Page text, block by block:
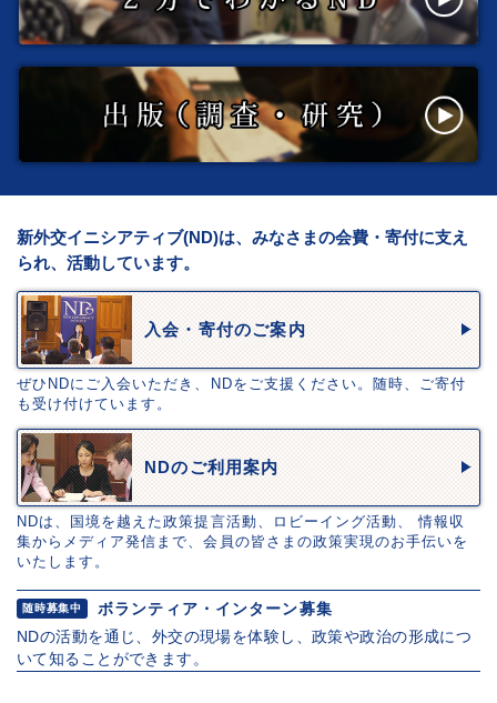
新外交イニシアティブ(ND)は、みなさまの会費・寄付に支え
られ、活動しています。
入会・寄付のご案内
ぜひNDにご入会いただき、NDをご支援ください。随時、ご寄付
も受け付けています。
NDのご利用案内
NDは、国境を越えた政策提言活動、ロビーイング活動、 情報収
集からメディア発信まで、会員の皆さまの政策実現のお手伝いを
いたします。
随時募集中
ボランティア・インターン募集
NDの活動を通じ、外交の現場を体験し、政策や政治の形成につ
いて知ることができます。